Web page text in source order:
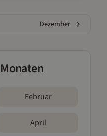
Dezember
Februar
April